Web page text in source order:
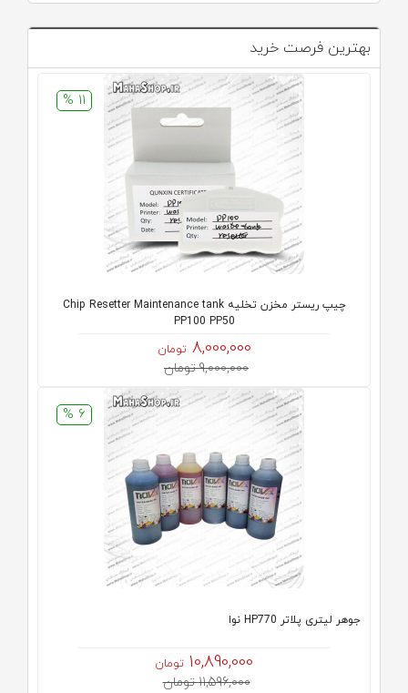
بهترین فرصت خرید
11 %
چیپ ریستر مخزن تخلیه Chip Resetter Maintenance tank
PP100 PP50
8,000,000 تومان
9,000,000 تومان
6 %
جوهر لیتری پلاتر HP770 نوا
10,890,000 تومان
11,596,000 تومان